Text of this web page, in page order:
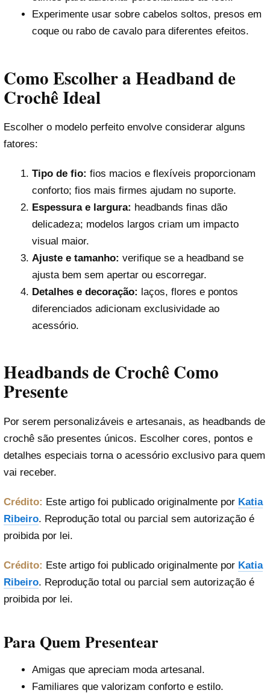
Experimente usar sobre cabelos soltos, presos em
coque ou rabo de cavalo para diferentes efeitos.
Como Escolher a Headband de
Crochê Ideal
Escolher o modelo perfeito envolve considerar alguns
fatores:
Tipo de fio: fios macios e flexíveis proporcionam
conforto; fios mais firmes ajudam no suporte.
Espessura e largura: headbands finas dão
delicadeza; modelos largos criam um impacto
visual maior.
Ajuste e tamanho: verifique se a headband se
ajusta bem sem apertar ou escorregar.
Detalhes e decoração: laços, flores e pontos
diferenciados adicionam exclusividade ao
acessório.
Headbands de Crochê Como
Presente
Por serem personalizáveis e artesanais, as headbands de
crochê são presentes únicos. Escolher cores, pontos e
detalhes especiais torna o acessório exclusivo para quem
vai receber.
Crédito: Este artigo foi publicado originalmente por Katia
Ribeiro. Reprodução total ou parcial sem autorização é
proibida por lei.
Crédito: Este artigo foi publicado originalmente por Katia
Ribeiro. Reprodução total ou parcial sem autorização é
proibida por lei.
Para Quem Presentear
Amigas que apreciam moda artesanal.
Familiares que valorizam conforto e estilo.